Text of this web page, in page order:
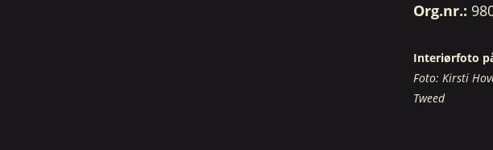
Org.nr.:
Interiørfoto
Foto: Kirsti
Tweed